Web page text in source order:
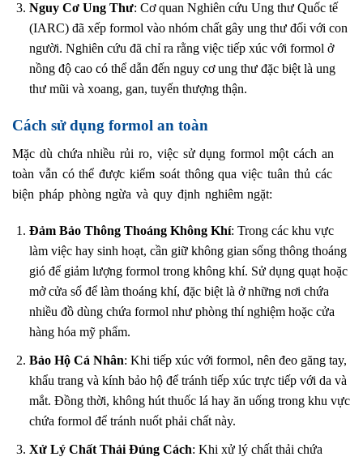
Nguy Cơ Ung Thư: Cơ quan Nghiên cứu Ung thư Quốc tế
(IARC) đã xếp formol vào nhóm chất gây ung thư đối với con
người. Nghiên cứu đã chỉ ra rằng việc tiếp xúc với formol ở
nồng độ cao có thể dẫn đến nguy cơ ung thư đặc biệt là ung
thư mũi và xoang, gan, tuyến thượng thận.
Cách sử dụng formol an toàn
Mặc dù chứa nhiều rủi ro, việc sử dụng formol một cách an
toàn vẫn có thể được kiểm soát thông qua việc tuân thủ các
biện pháp phòng ngừa và quy định nghiêm ngặt:
Đảm Bảo Thông Thoáng Không Khí: Trong các khu vực
làm việc hay sinh hoạt, cần giữ không gian sống thông thoáng
gió để giảm lượng formol trong không khí. Sử dụng quạt hoặc
mở cửa sổ để làm thoáng khí, đặc biệt là ở những nơi chứa
nhiều đồ dùng chứa formol như phòng thí nghiệm hoặc cửa
hàng hóa mỹ phẩm.
Bảo Hộ Cá Nhân: Khi tiếp xúc với formol, nên đeo găng tay,
khẩu trang và kính bảo hộ để tránh tiếp xúc trực tiếp với da và
mắt. Đồng thời, không hút thuốc lá hay ăn uống trong khu vực
chứa formol để tránh nuốt phải chất này.
Xử Lý Chất Thải Đúng Cách: Khi xử lý chất thải chứa